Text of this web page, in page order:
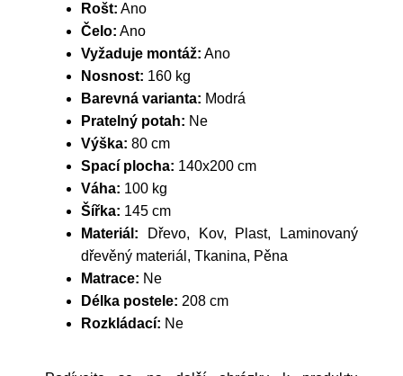
Rošt: Ano
Čelo: Ano
Vyžaduje montáž: Ano
Nosnost: 160 kg
Barevná varianta: Modrá
Pratelný potah: Ne
Výška: 80 cm
Spací plocha: 140x200 cm
Váha: 100 kg
Šířka: 145 cm
Materiál: Dřevo, Kov, Plast, Laminovaný
dřevěný materiál, Tkanina, Pěna
Matrace: Ne
Délka postele: 208 cm
Rozkládací: Ne